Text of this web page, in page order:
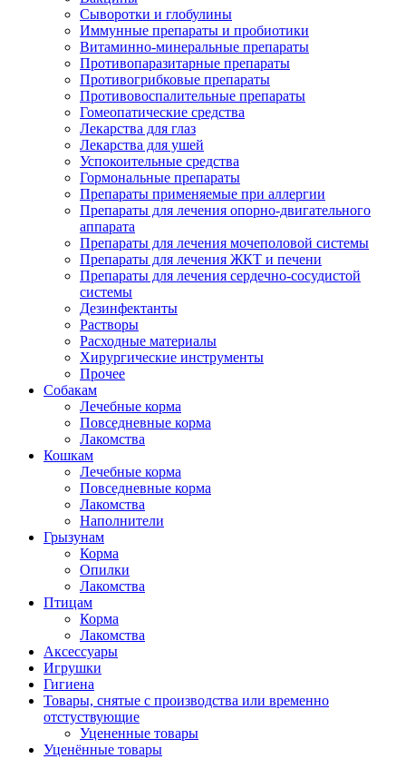
Сыворотки и глобулины
Иммунные препараты и пробиотики
Витаминно-минеральные препараты
Противопаразитарные препараты
Противогрибковые препараты
Противовоспалительные препараты
Гомеопатические средства
Лекарства для глаз
Лекарства для ушей
Успокоительные средства
Гормональные препараты
Препараты применяемые при аллергии
Препараты для лечения опорно-двигательного
аппарата
Препараты для лечения мочеполовой системы
Препараты для лечения ЖКТ и печени
Препараты для лечения сердечно-сосудистой
системы
Дезинфектанты
Растворы
Расходные материалы
Хирургические инструменты
Прочее
Собакам
Лечебные корма
Повседневные корма
Лакомства
Кошкам
Лечебные корма
Повседневные корма
Лакомства
Наполнители
Грызунам
Корма
Опилки
Лакомства
Птицам
Корма
Лакомства
Аксессуары
Игрушки
Гигиена
Товары, снятые с производства или временно
отстуствующие
Уцененные товары
Уценённые товары